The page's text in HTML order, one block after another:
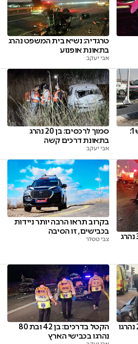
טרגדיה: נשיא בית המשפט נהרג
בתאונת אופנוע
אבי יעקב
תאונת דרכים קשה בכביש 1:
סמוך לרכסים: בן 20 נהרג
בתאונת דרכים קשה
אבי יעקב
הקטל בדרכים: גבר כבן 30 נהרג
בקרוב תראו הרבה יותר ניידות
בכבישים, זו הסיבה
צבי טסלר
תאונה מחרידה בכביש 1: 2 נהרגו
הקטל בדרכים: בן 42 ובת 80
נהרגו בכבישי הארץ